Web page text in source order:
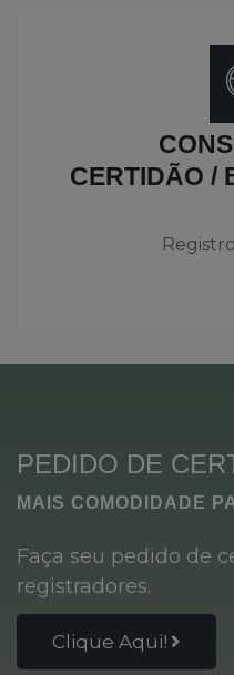
CERTIDÃO /
PEDIDO DE
MAIS COMODIDADE
Faça seu pedido de
registradores.
Clique Aqui!